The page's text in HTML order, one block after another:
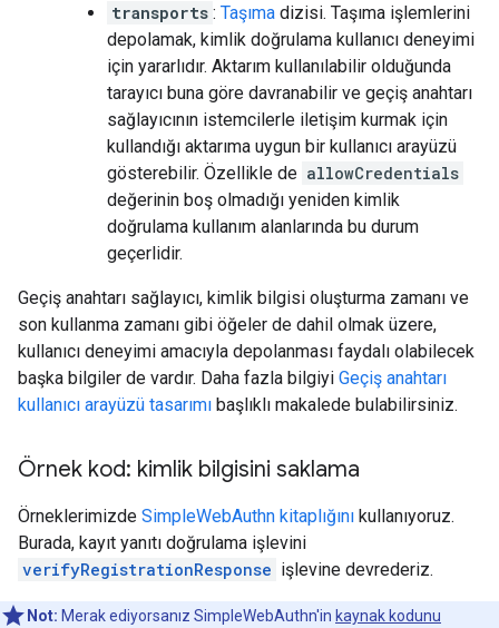
transports : Taşıma dizisi. Taşıma işlemlerini
depolamak, kimlik doğrulama kullanıcı deneyimi
için yararlıdır. Aktarım kullanılabilir olduğunda
tarayıcı buna göre davranabilir ve geçiş anahtarı
sağlayıcının istemcilerle iletişim kurmak için
kullandığı aktarıma uygun bir kullanıcı arayüzü
gösterebilir. Özellikle de allowCredentials
değerinin boş olmadığı yeniden kimlik
doğrulama kullanım alanlarında bu durum
geçerlidir.
Geçiş anahtarı sağlayıcı, kimlik bilgisi oluşturma zamanı ve
son kullanma zamanı gibi öğeler de dahil olmak üzere,
kullanıcı deneyimi amacıyla depolanması faydalı olabilecek
başka bilgiler de vardır. Daha fazla bilgiyi Geçiş anahtarı
kullanıcı arayüzü tasarımı başlıklı makalede bulabilirsiniz.
Örnek kod: kimlik bilgisini saklama
Örneklerimizde SimpleWebAuthn kitaplığını kullanıyoruz.
Burada, kayıt yanıtı doğrulama işlevini
verifyRegistrationResponse işlevine devrederiz.
Not: Merak ediyorsanız SimpleWebAuthn'in kaynak kodunu